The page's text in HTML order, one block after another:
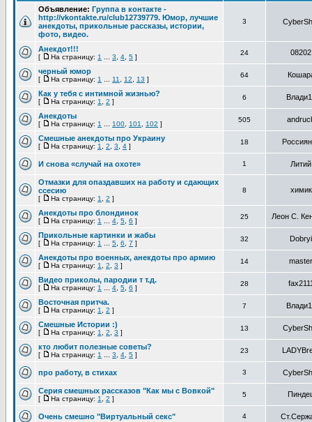
Объявление: Группа в контакте -
http://vkontakte.ru/club12739779. Юмор, лучшие
анекдоты, прикольные рассказы, истории,
фото, видео.
3
Анекдот!!!
[ На страницу: 1 3 4 5 ]
24 08202
черный юмор
[ На страницу: 1 11 12 13 ]
64
Как у тебя с интимной жизнью?
[ На страницу: 1 2 ]
6
Анекдоты
[ На страницу: 1 100 101 102 ]
505
Смешные анекдоты про Украину
[ На страницу: 1 2 3 4 ]
18
И снова «случай на охоте» 1 Литий
Отмазки для опаздавших на работу и сдающих
ссесию
[ На страницу: 1 2 ]
8 химик
Анекдоты про блондинок
[ На страницу: 1 4 5 6 ]
25 Леон С.
Прикольные картинки и жабы
[ На страницу: 1 5 6 7 ]
32 Dobryi
Анекдоты про военных, анекдоты про армию
[ На страницу: 1 2 3 ]
14 master
Видео приколы, пародии т т.д.
[ На страницу: 1 4 5 6 ]
28
Восточная притча.
[ На страницу: 1 2 ]
7
Смешные Истории :)
[ На страницу: 1 2 3 ]
13
кто любит полезные советы?
[ На страницу: 1 3 4 5 ]
23
про работу, в стихах 3
Серия смешных рассказов "Как мы с Вовкой"
[ На страницу: 1 2 ]
5
Очень смешно "Виртуальный секс" 4